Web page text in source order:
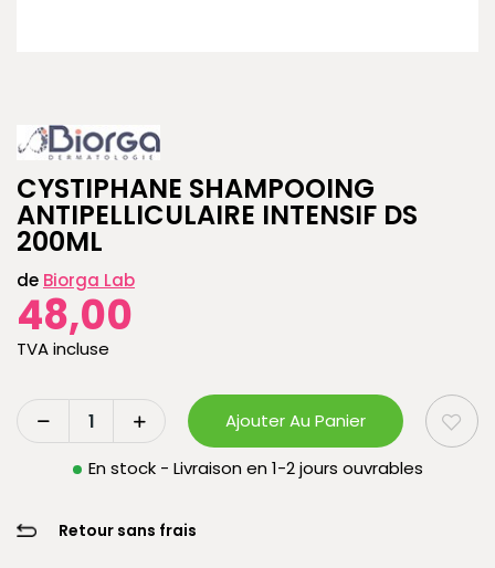
CYSTIPHANE SHAMPOOING
ANTIPELLICULAIRE INTENSIF DS
200ML
de Biorga Lab
48,00
TVA incluse
Ajouter Au Panier
En stock - Livraison en 1-2 jours ouvrables
Retour sans frais